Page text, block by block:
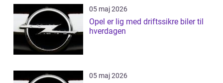
05 maj 2026
Opel er lig med driftssikre biler til
hverdagen
05 maj 2026